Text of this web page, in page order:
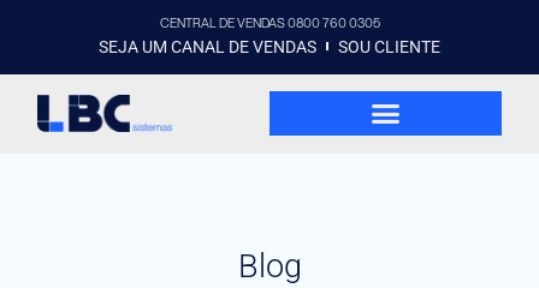
CENTRAL DE VENDAS 0800 760 0305
SEJA UM CANAL DE VENDAS SOU CLIENTE
Blog